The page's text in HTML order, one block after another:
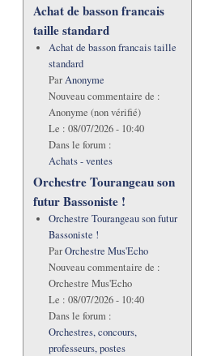
Achat de basson francais
taille standard
Achat de basson francais taille
standard
ParAnonyme
Nouveau commentaire de :
Anonyme (non vérifié)
Le : 08/07/2026 - 10:40
Dans le forum :
Achats - ventes
Orchestre Tourangeau son
futur Bassoniste !
Orchestre Tourangeau son futur
Bassoniste !
ParOrchestre Mus'Echo
Nouveau commentaire de :
Orchestre Mus'Echo
Le : 08/07/2026 - 10:40
Dans le forum :
Orchestres, concours,
professeurs, postes